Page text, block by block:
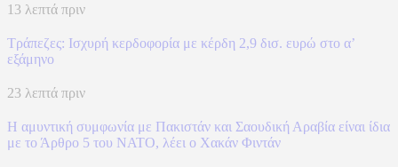
13 λεπτά πριν
Τράπεζες: Ισχυρή κερδοφορία με κέρδη 2,9 δισ. ευρώ στο α’
εξάμηνο
23 λεπτά πριν
Η αμυντική συμφωνία με Πακιστάν και Σαουδική Αραβία είναι ίδια
με το Άρθρο 5 του ΝΑΤΟ, λέει ο Χακάν Φιντάν